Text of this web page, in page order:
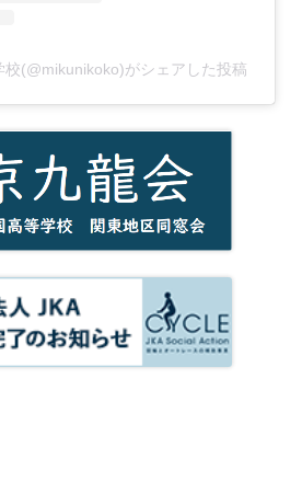
(@mikunikoko)がシェアした投稿